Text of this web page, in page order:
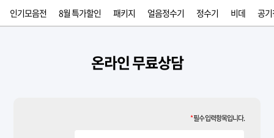
인기모음전 8월 특가할인 패키지 얼음정수기 정수기 비데 공
온라인 무료상담
*필수 입력항목입니다.